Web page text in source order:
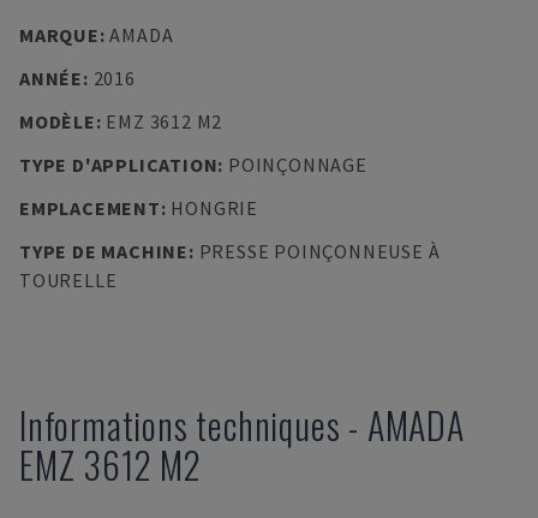
MARQUE:AMADA
ANNÉE: 2016
MODÈLE: EMZ 3612 M2
TYPE D'APPLICATION: POINÇONNAGE
EMPLACEMENT: HONGRIE
TYPE DE MACHINE: PRESSE POINÇONNEUSE À
TOURELLE
Informations techniques - AMADA
EMZ 3612 M2